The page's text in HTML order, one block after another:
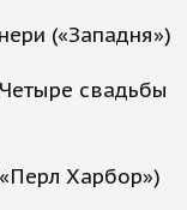
(«Западня»)
свадьбы
Харбор»)